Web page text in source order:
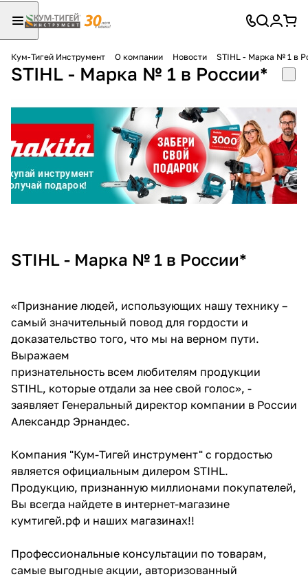
Кум-Тигей Инструмент О компании Новости STIHL - Марка № 1 в
STIHL - Марка № 1 в России*
STIHL - Марка № 1 в России*
«Признание людей, использующих нашу технику –
самый значительный повод для гордости и
доказательство того, что мы на верном пути.
Выражаем
признательность всем любителям продукции
STIHL, которые отдали за нее свой голос», -
заявляет Генеральный директор компании в России
Александр Эрнандес.
Компания "Кум-Тигей инструмент" с гордостью
является официальным дилером STIHL.
Продукцию, признанную миллионами покупателей,
Вы всегда найдете в интернет-магазине
кумтигей.рф и наших магазинах!!
Профессиональные консультации по товарам,
самые выгодные акции, авторизованный
Для клиентов всех банков
Разбейте
оплату на части
без переплат
Сегодня
25 %
Добавляйте товары
в корзину
Оплачивайте сегодня только
25 % картой любого банка
Получайте товар
выбранный способом
Оставшиеся 75 % будут
списываться
по 25 % каждые 2 недели